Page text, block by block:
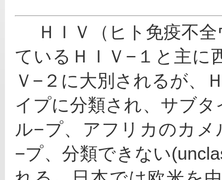
ているＨＩＶ−１と主に
Ｖ−２に大別されるが、
イプに分類され、サブ
ル−プ、アフリカのカ
−プ、分類できない